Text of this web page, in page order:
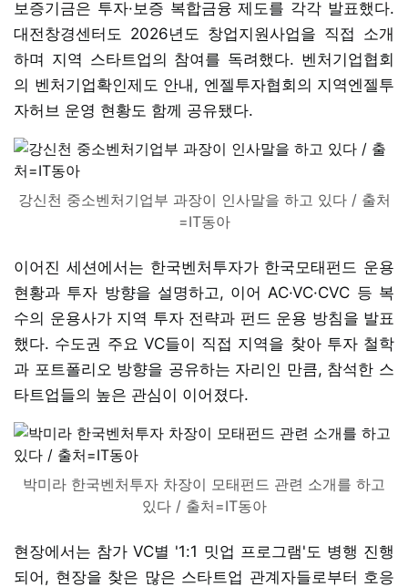
보증기금은 투자·보증 복합금융 제도를 각각 발표했다.
대전창경센터도 2026년도 창업지원사업을 직접 소개
하며 지역 스타트업의 참여를 독려했다. 벤처기업협회
의 벤처기업확인제도 안내, 엔젤투자협회의 지역엔젤투
자허브 운영 현황도 함께 공유됐다.
강신천 중소벤처기업부 과장이 인사말을 하고 있다 / 출처
=IT동아
이어진 세션에서는 한국벤처투자가 한국모태펀드 운용
현황과 투자 방향을 설명하고, 이어 AC·VC·CVC 등 복
수의 운용사가 지역 투자 전략과 펀드 운용 방침을 발표
했다. 수도권 주요 VC들이 직접 지역을 찾아 투자 철학
과 포트폴리오 방향을 공유하는 자리인 만큼, 참석한 스
타트업들의 높은 관심이 이어졌다.
박미라 한국벤처투자 차장이 모태펀드 관련 소개를 하고
있다 / 출처=IT동아
현장에서는 참가 VC별 '1:1 밋업 프로그램'도 병행 진행
되어, 현장을 찾은 많은 스타트업 관계자들로부터 호응